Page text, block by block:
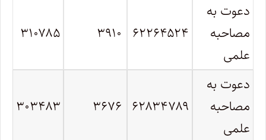
دعوت به
مصاحبه
علمی
۶۲۲۶۴۵۲۴ ۳۹۱۰ ۳۱۰۷۸۵
دعوت به
مصاحبه
علمی
۶۲۸۳۴۷۸۹ ۳۶۷۶ ۳۰۳۴۸۳